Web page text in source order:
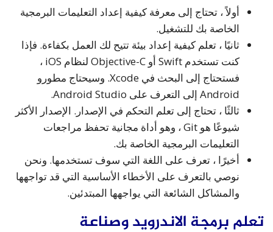
أولاً ، تحتاج إلى معرفة كيفية إعداد التعليمات البرمجية
الخاصة بك للتشغيل.
ثانيًا ، تعلم كيفية إعداد بيئة تتيح لك العمل بكفاءة. فإذا
كنت تستخدم Swift أو Objective-C لنظام iOS ،
فستحتاج إلى البحث في Xcode. وسيحتاج مطورو
Android إلى التعرف على Android Studio.
ثالثًا ، تحتاج إلى تعلم التحكم في الإصدار. الإصدار الأكثر
شيوعًا هو Git ، وهو أداة مجانية تحفظ مراجعات
التعليمات البرمجية الخاصة بك.
أخيرًا ، تعرف على اللغة التي سوف تستخدمها. ونحن
نوصي بالتعرف على الأخطاء الأساسية التي قد تواجهها
والمشاكل الشائعة التي يواجهها المبتدئين.
تعلم برمجة الاندرويد وصناعة